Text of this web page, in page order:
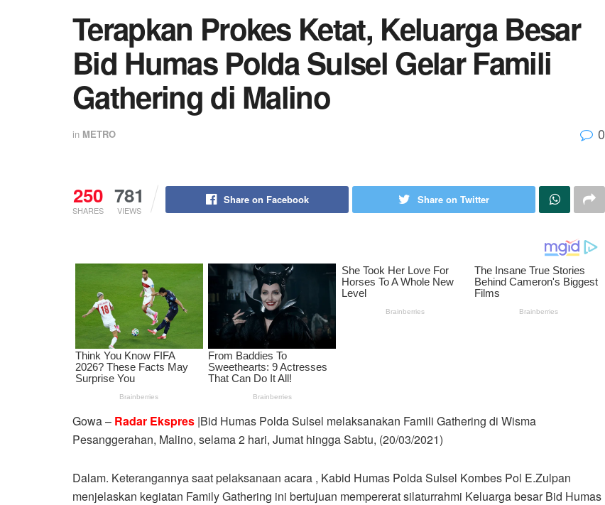
Terapkan Prokes Ketat, Keluarga Besar
Bid Humas Polda Sulsel Gelar Famili
Gathering di Malino
in METRO 0
250
SHARES
781
VIEWS
Share on Facebook Share on Twitter
Gowa – Radar Ekspres |Bid Humas Polda Sulsel melaksanakan Famili Gathering di Wisma
Pesanggerahan, Malino, selama 2 hari, Jumat hingga Sabtu, (20/03/2021)
Dalam. Keterangannya saat pelaksanaan acara , Kabid Humas Polda Sulsel Kombes Pol E.Zulpan
menjelaskan kegiatan Family Gathering ini bertujuan mempererat silaturrahmi Keluarga besar Bid Humas